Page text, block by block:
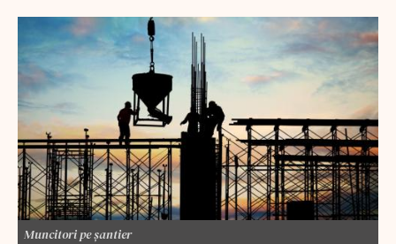
Muncitori pe șantier